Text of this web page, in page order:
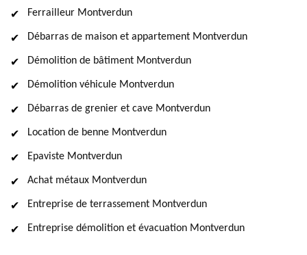
Ferrailleur Montverdun
Débarras de maison et appartement Montverdun
Démolition de bâtiment Montverdun
Démolition véhicule Montverdun
Débarras de grenier et cave Montverdun
Location de benne Montverdun
Epaviste Montverdun
Achat métaux Montverdun
Entreprise de terrassement Montverdun
Entreprise démolition et évacuation Montverdun